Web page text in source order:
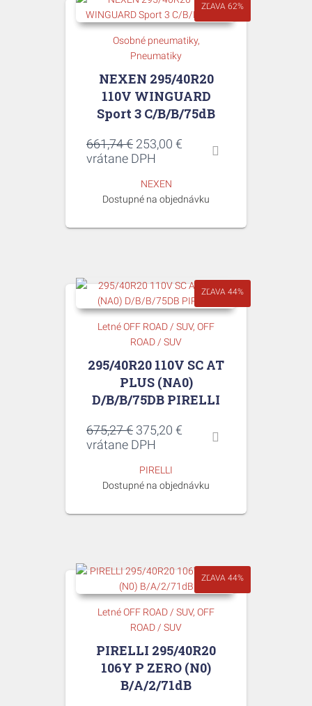
ZĽAVA 62%
Osobné pneumatiky
Pneumatiky
NEXEN 295/40R20
110V WINGUARD
Sport 3 C/B/B/75dB
661,74€ Pôvodná
cena
661,74 €.
253,00 € Aktuálna
vrátane DPH
NEXEN
Dostupné na objednávku
ZĽAVA 44%
Letné OFF ROAD / SUV OFF
ROAD / SUV
295/40R20 110V SC AT
PLUS (NA0)
D/B/B/75DB PIRELLI
675,27€ Pôvodná
cena
675,27 €.
375,20 € Aktuálna
vrátane DPH
PIRELLI
Dostupné na objednávku
ZĽAVA 44%
Letné OFF ROAD / SUV OFF
ROAD / SUV
PIRELLI 295/40R20
106Y P ZERO (N0)
B/A/2/71dB